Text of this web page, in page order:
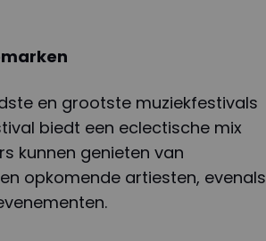
en grootste muziekfestivals
biedt een eclectische mix
kunnen genieten van
opkomende artiesten, evenals